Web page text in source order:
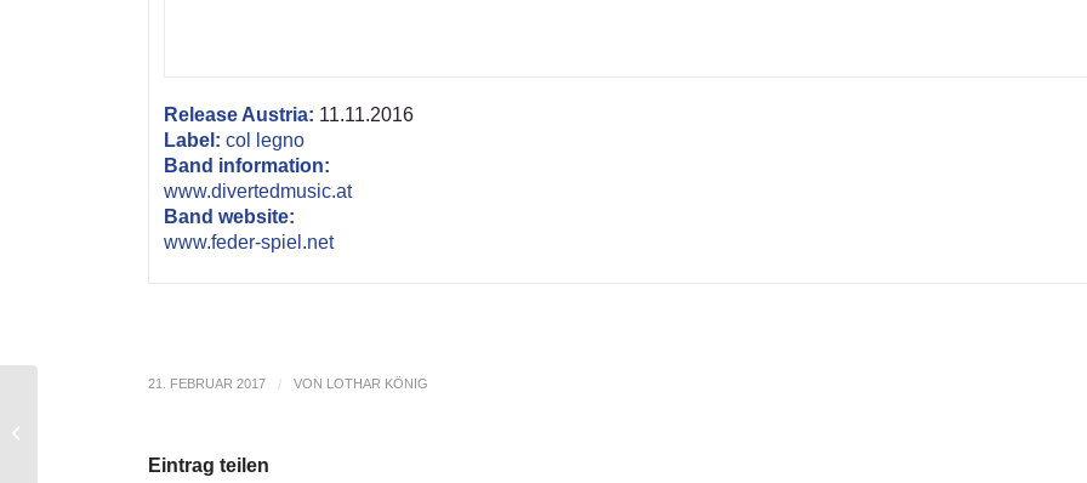
Release Austria: 11.11.2016
Label: col legno
Band information:
www.divertedmusic.at
Band website:
www.feder-spiel.net
21. FEBRUAR 2017 / VON LOTHAR KÖNIG
Eintrag teilen